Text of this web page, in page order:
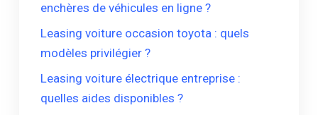
enchères de véhicules en ligne ?
Leasing voiture occasion toyota : quels
modèles privilégier ?
Leasing voiture électrique entreprise :
quelles aides disponibles ?